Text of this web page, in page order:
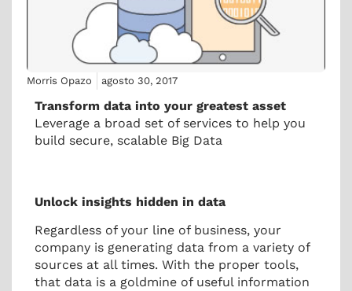
Morris Opazo agosto 30, 2017
Transform data into your greatest asset
Leverage a broad set of services to help you
build secure, scalable Big Data
Unlock insights hidden in data
Regardless of your line of business, your
company is generating data from a variety of
sources at all times. With the proper tools,
that data is a goldmine of useful information